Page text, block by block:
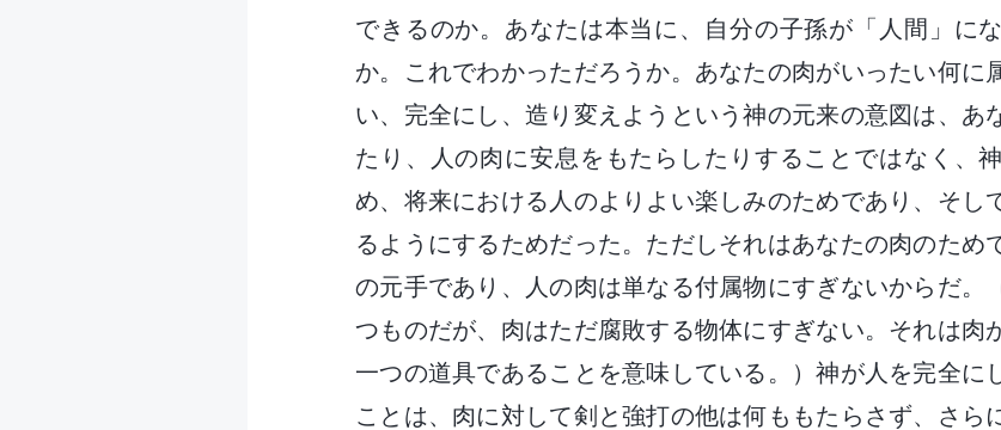
できるのか。あなたは本当に、自分の子孫が「人間」に
か。これでわかっただろうか。あなたの肉がいったい何に
い、完全にし、造り変えようという神の元来の意図は、あ
たり、人の肉に安息をもたらしたりすることではなく、
め、将来における人のよりよい楽しみのためであり、そし
るようにするためだった。ただしそれはあなたの肉のため
の元手であり、人の肉は単なる付属物にすぎないからだ。
つものだが、肉はただ腐敗する物体にすぎない。それは肉
一つの道具であることを意味している。）神が人を完全に
ことは、肉に対して剣と強打の他は何ももたらさず、さら